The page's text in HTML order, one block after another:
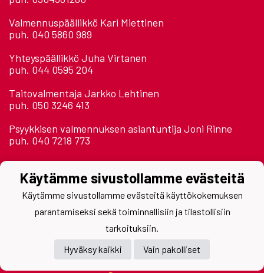
Valmennuspäällikkö Kari Miettinen
puh. 040 5860 989
Yhteyspäällikkö Juha Virtanen
puh. 044 0595 204
Taitovalmentaja Jarkko Lehtinen
puh. 050 3246 413
Psyykkisen valmennuksen asiantuntija Joni Rinne
puh. 040 7218 773
Kaikkien sähköposti: etunimi.sukunimi@assat.com
Astora Areena 2. krs.
Jäähallinpolku
28500 Pori
Käytämme sivustollamme evästeitä
Käytämme sivustollamme evästeitä käyttökokemuksen
parantamiseksi sekä toiminnallisiin ja tilastollisiin
tarkoituksiin.
Hyväksy kaikki
Vain pakolliset